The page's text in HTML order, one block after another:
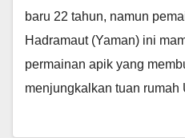
baru 22 tahun, namun
Hadramaut (Yaman) ini
permainan apik yang
menjungkalkan tuan